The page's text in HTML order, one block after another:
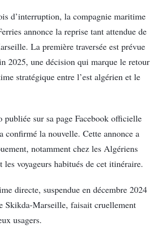
d’interruption, la compagnie maritime
annonce la reprise tant attendue de
La première traversée est prévue
2025, une décision qui marque le retour
stratégique entre l’est algérien et le
publiée sur sa page Facebook officielle
confirmé la nouvelle. Cette annonce a
notamment chez les Algériens
les voyageurs habitués de cet itinéraire.
directe, suspendue en décembre 2024
Skikda-Marseille, faisait cruellement
usagers.